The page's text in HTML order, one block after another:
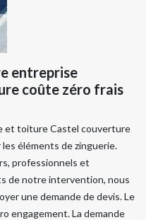
entreprise
coûte zéro frais
et toiture Castel couverture
éléments de zinguerie.
professionnels et
de notre intervention, nous
une demande de devis. Le
engagement. La demande